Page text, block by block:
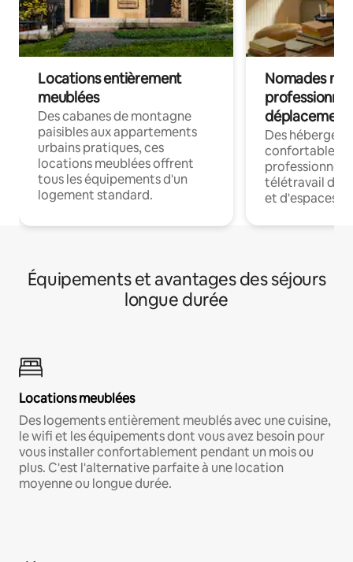
Locations entièrement
meublées
Des cabanes de montagne
paisibles aux appartements
urbains pratiques, ces
locations meublées offrent
tous les équipements d'un
logement standard.
Nomades
déplacement
Des
confortables
professionnels
télétravail
et d'espaces
Équipements et avantages des séjours
longue durée
Locations meublées
Des logements entièrement meublés avec une cuisine,
le wifi et les équipements dont vous avez besoin pour
vous installer confortablement pendant un mois ou
plus. C'est l'alternative parfaite à une location
moyenne ou longue durée.